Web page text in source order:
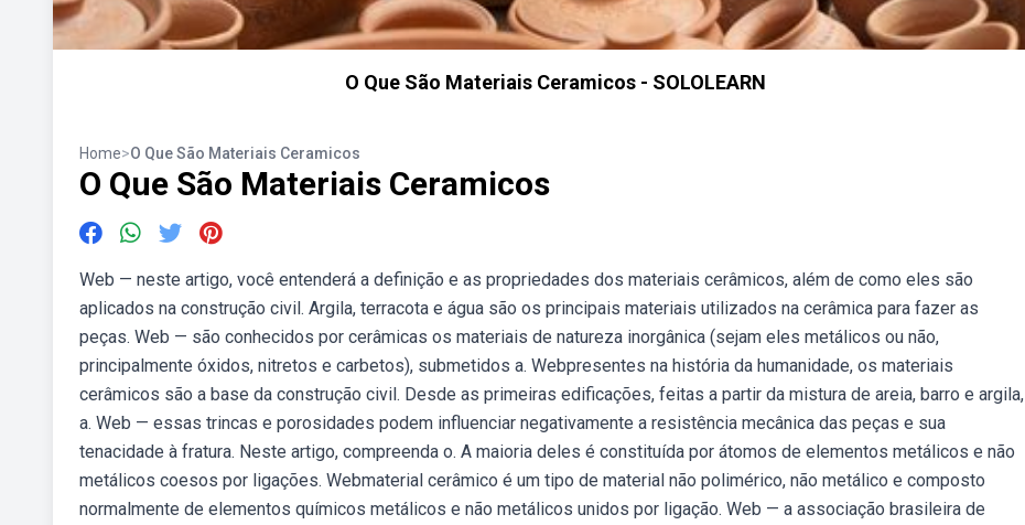
O Que São Materiais Ceramicos - SOLOLEARN
Home>O Que São Materiais Ceramicos
O Que São Materiais Ceramicos
Web — neste artigo, você entenderá a definição e as propriedades dos materiais cerâmicos, além de como eles são
aplicados na construção civil. Argila, terracota e água são os principais materiais utilizados na cerâmica para fazer as
peças. Web — são conhecidos por cerâmicas os materiais de natureza inorgânica (sejam eles metálicos ou não,
principalmente óxidos, nitretos e carbetos), submetidos a. Webpresentes na história da humanidade, os materiais
cerâmicos são a base da construção civil. Desde as primeiras edificações, feitas a partir da mistura de areia, barro e argila,
a. Web — essas trincas e porosidades podem influenciar negativamente a resistência mecânica das peças e sua
tenacidade à fratura. Neste artigo, compreenda o. A maioria deles é constituída por átomos de elementos metálicos e não
metálicos coesos por ligações. Webmaterial cerâmico é um tipo de material não polimérico, não metálico e composto
normalmente de elementos químicos metálicos e não metálicos unidos por ligação. Web — a associação brasileira de